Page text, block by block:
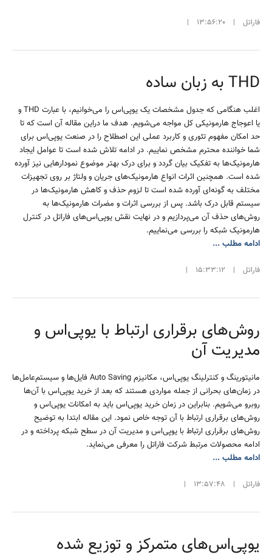
فاراتل |
13:56:20
|
THD به زبان ساده
اغلب هنگامی که جدول مشخصات یک یوپی‌اس را می‌خوانیم، با عبارت THD و
یا اعوجاج هارمونیکی کل مواجه می‌شویم. هدف ما دراین مقاله آن است که تا
حد امکان مفهوم تئوری و کاربرد عملی این اصطلاح را در صنعت یوپی‌اس برای
شما خواننده محترم مشخص نماییم. در ادامه تلاش شده است تا عوامل ایجاد
هارمونیک‌ها به تفکیک بیان گردد و برای درک بهتر موضوع نمودارهایی نیز آورده
شده است. همچنین اثرات انواع هارمونیک‌های جریان و ولتاژ بر روی تجهیزات
مختلف به گونه‌ای آورده شده است تا لزوم حذف و کاهش هارمونیک‌ها در
سیستم قابل درک باشد. پس از بررسی اثرات و مضرات هارمونیک‌ها به
روش‌های حذف آن می‌پردازیم و در نهایت نقش یوپی‌اس‌های فاراتل در کنترل
هارمونیک شبکه را بررسی می‌نماییم.
ادامه مطلب ...
فاراتل |
15:33:12
|
روش‌های برقراری ارتباط با یوپی‌اس و
مدیریت آن
مانیتورینگ و کنترلینگ یوپی‌اس، مکانیزم Auto Saving فایل‌ها و سیستم‌عامل‌ها
در زمان‌های بحرانی از جمله مواردی هستند که بعد از خرید یوپی‌اس با آن‌ها
روبرو می‌شویم. بنابراین در زمان خرید یوپی‌اس باید به امکانات یوپی‌اس و
روش‌های برقراری ارتباط با آن توجه خاص نمود. این مقاله ابتدا به توضیح
روش‌های برقراری ارتباط با یوپی‌اس و مدیریت آن در سطح شبکه پرداخته و در
ادامه محصولات مرتبط شرکت فاراتل را معرفی می‌نماید.
ادامه مطلب ...
فاراتل |
13:57:48
|
یوپی‌اس‌های متمرکز و توزیع شده